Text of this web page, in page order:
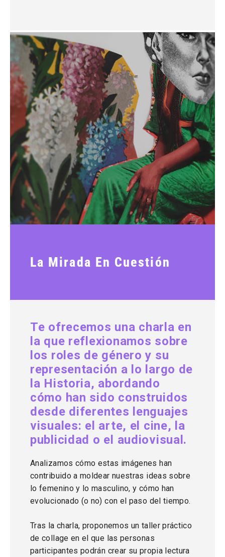
La Mirada En Cuestión
Te ofrecemos una charla en
la que reflexionamos sobre
los roles de género y su
representación a lo largo de
la Historia, abordando
cómo han sido construidos
desde diferentes lenguajes
visuales: el arte, el cine, la
publicidad o el audiovisual.
Analizamos cómo estas imágenes han
contribuido a moldear nuestras ideas sobre
lo femenino y lo masculino, y cómo han
evolucionado (o no) con el paso del tiempo.
Tras la charla, proponemos un taller práctico
de collage en el que las personas
participantes podrán crear su propia lectura